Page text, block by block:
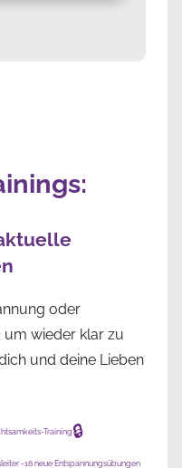
oder
wieder klar zu
und deine Lieben
🔒